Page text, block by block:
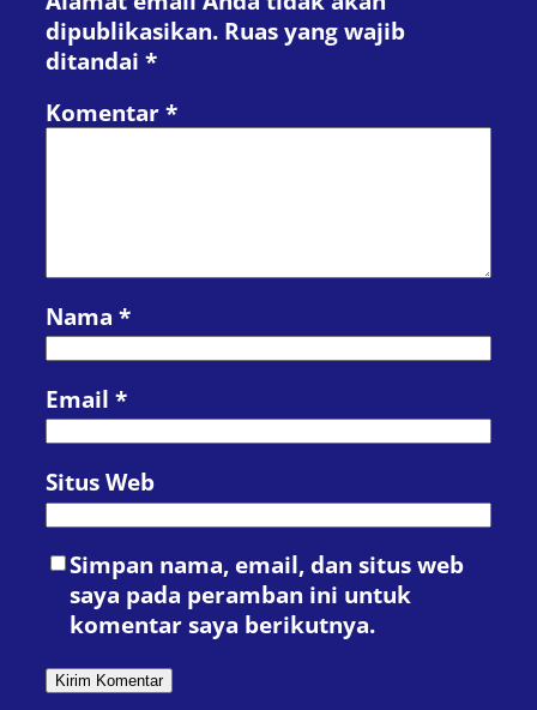
dipublikasikan. Ruas yang wajib
ditandai *
Komentar *
Nama *
Email *
Situs Web
Simpan nama, email, dan situs web
saya pada peramban ini untuk
komentar saya berikutnya.